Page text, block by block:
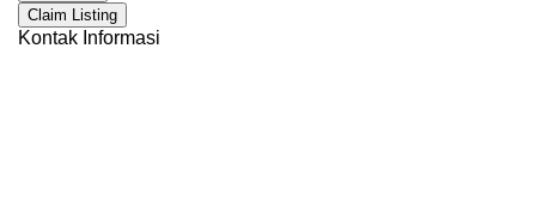
Claim Listing
Kontak Informasi